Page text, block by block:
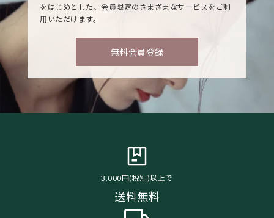
をはじめとした、会員限定のさまざまなサービスをご利
用いただけます。
無料会員登録
3,000円(税別)以上で
送料無料